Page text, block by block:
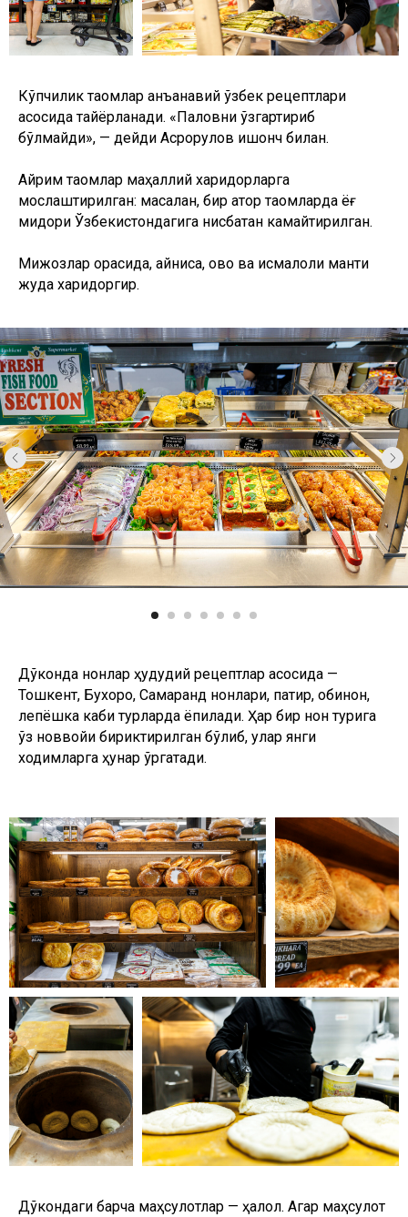
Кўпчилик таомлар анъанавий ўзбек рецептлари
асосида тайёрланади. «Паловни ўзгартириб
бўлмайди», — дейди Асрорқулов ишонч билан.
Айрим таомлар маҳаллий харидорларга
мослаштирилган: масалан, бир қатор таомларда ёғ
миқдори Ўзбекистондагига нисбатан камайтирилган.
Мижозлар орасида, айниқса, қовоқ ва исмалоқли манти
жуда харидоргир.
Дўконда нонлар ҳудудий рецептлар асосида —
Тошкент, Бухоро, Самарқанд нонлари, патир, обинон,
лепёшка каби турларда ёпилади. Ҳар бир нон турига
ўз новвойи бириктирилган бўлиб, улар янги
ходимларга ҳунар ўргатади.
Дўкондаги барча маҳсулотлар — ҳалол. Агар маҳсулот